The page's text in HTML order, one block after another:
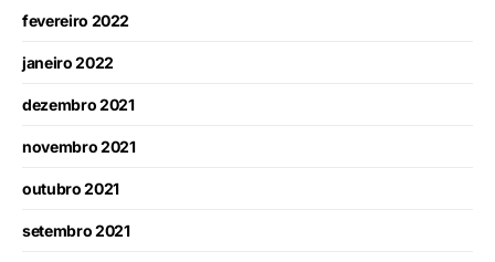
fevereiro 2022
janeiro 2022
dezembro 2021
novembro 2021
outubro 2021
setembro 2021